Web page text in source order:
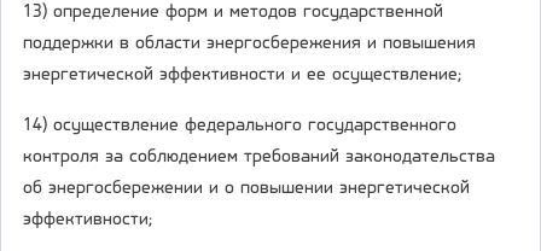
13) определение форм и методов государственной
поддержки в области энергосбережения и повышения
энергетической эффективности и ее осуществление;
14) осуществление федерального государственного
контроля за соблюдением требований законодательства
об энергосбережении и о повышении энергетической
эффективности;